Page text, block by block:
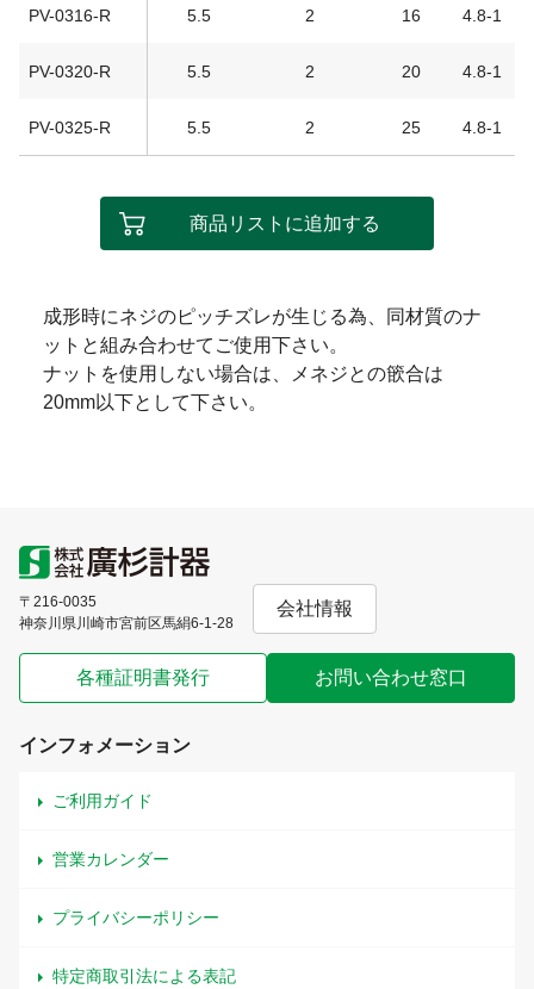
PV-0316-R 5.5 2 16 4.8-1
PV-0320-R 5.5 2 20 4.8-1
PV-0325-R 5.5 2 25 4.8-1
商品リストに追加する
成形時にネジのピッチズレが生じる為、同材質のナ
ットと組み合わせてご使用下さい。
ナットを使用しない場合は、メネジとの篏合は
20mm以下として下さい。
〒216-0035
神奈川県川崎市宮前区馬絹6-1-28
会社情報
各種証明書発行 お問い合わせ窓口
インフォメーション
ご利用ガイド
営業カレンダー
プライバシーポリシー
特定商取引法による表記